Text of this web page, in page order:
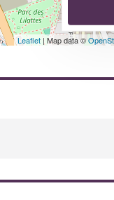
Leaflet| Map data ©